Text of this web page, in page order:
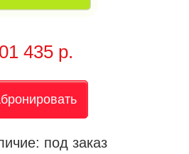
435 р.
под заказ